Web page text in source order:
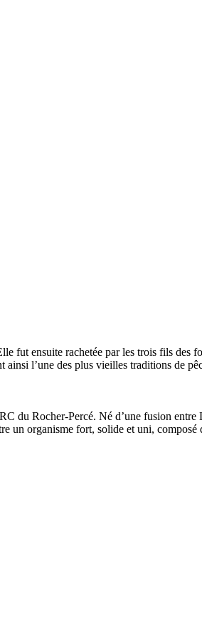
fut ensuite rachetée par les trois fils
l’une des plus vieilles traditions de
du Rocher-Percé. Né d’une fusion
organisme fort, solide et uni,